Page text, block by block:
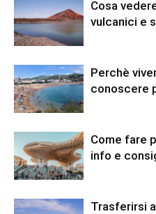
Cosa
vulcanici e
Perchè
conoscere
Come fare
info e
Trasferirsi